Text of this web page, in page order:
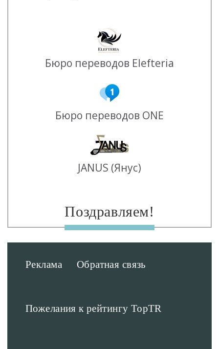
Бюро переводов Elefteria
Бюро переводов ONE
JANUS (Янус)
Поздравляем!
Реклама Обратная связь
Пожелания к рейтингу TopTR